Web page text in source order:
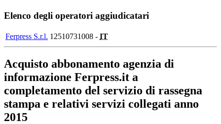
Elenco degli operatori aggiudicatari
Ferpress S.r.l. 12510731008 - IT
Acquisto abbonamento agenzia di
informazione Ferpress.it a
completamento del servizio di rassegna
stampa e relativi servizi collegati anno
2015